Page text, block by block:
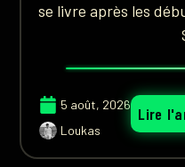
se livre après les
5 août, 2026
Loukas
Lire